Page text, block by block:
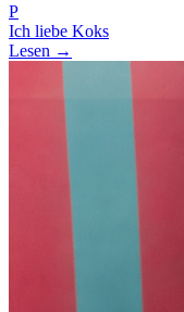
P
Ich liebe Koks
Lesen →